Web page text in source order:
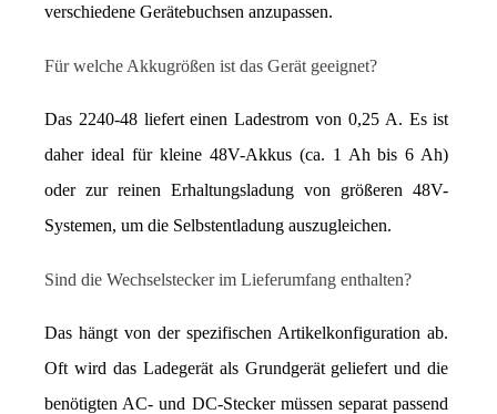
verschiedene Gerätebuchsen anzupassen.
Für welche Akkugrößen ist das Gerät geeignet?
Das 2240-48 liefert einen Ladestrom von 0,25 A. Es ist
daher ideal für kleine 48V-Akkus (ca. 1 Ah bis 6 Ah)
oder zur reinen Erhaltungsladung von größeren 48V-
Systemen, um die Selbstentladung auszugleichen.
Sind die Wechselstecker im Lieferumfang enthalten?
Das hängt von der spezifischen Artikelkonfiguration ab.
Oft wird das Ladegerät als Grundgerät geliefert und die
benötigten AC- und DC-Stecker müssen separat passend